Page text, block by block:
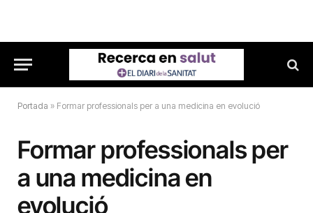
Portada » Formar professionals per a una medicina en evolució
Formar professionals per
a una medicina en
evolució